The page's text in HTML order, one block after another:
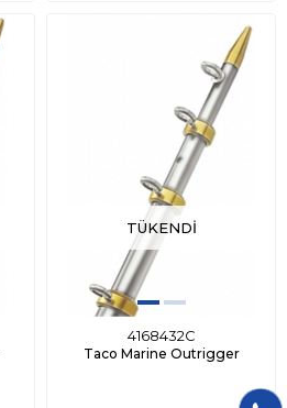
TÜKENDI
4168432C
Taco Marine Outrigger